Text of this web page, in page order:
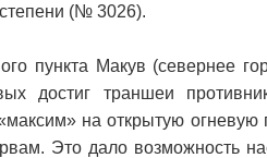
(№ 3026).
пункта Макув (севернее
достиг траншеи
на открытую огневую
Это дало возможность